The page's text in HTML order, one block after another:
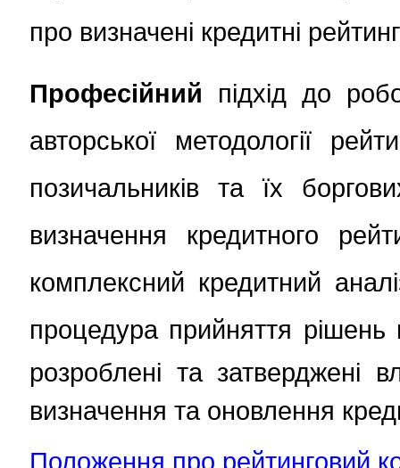
про визначені кредитні
Професійний підхід до
авторської методології
позичальників та їх
визначення кредитного
комплексний кредитний
процедура прийняття рішень
розроблені та затверджені
визначення та оновлення
Положення про рейтинговий